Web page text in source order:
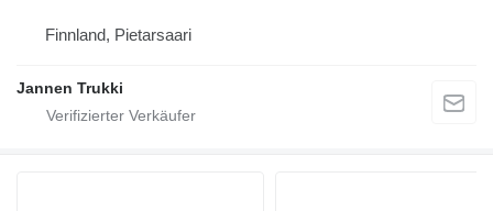
Finnland, Pietarsaari
Jannen Trukki